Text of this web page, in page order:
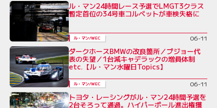
ル・マン24時間レース予選でLMGT3クラス
暫定首位の34号車コルベットが車検失格に
ル・マン/WEC 06-11
ダークホースBMWの改良箇所／プジョー代
表の失望／1台減キャデラックの増員体制
etc.【ル・マン水曜日Topics】
ル・マン/WEC 06-11
トヨタ・レーシングがル・マン24時間予選を
2台そろって通過。ハイパーポール進出権獲